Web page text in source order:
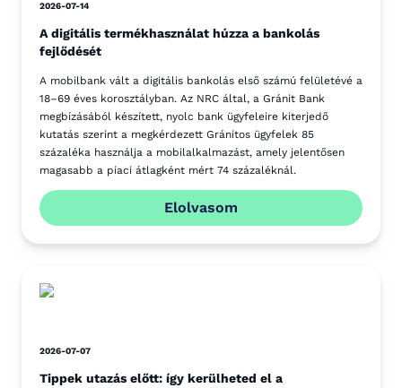
2026-07-14
A digitális termékhasználat húzza a bankolás
fejlődését
A mobilbank vált a digitális bankolás első számú felületévé a
18–69 éves korosztályban. Az NRC által, a Gránit Bank
megbízásából készített, nyolc bank ügyfeleire kiterjedő
kutatás szerint a megkérdezett Gránitos ügyfelek 85
százaléka használja a mobilalkalmazást, amely jelentősen
magasabb a piaci átlagként mért 74 százaléknál.
Elolvasom
2026-07-07
Tippek utazás előtt: így kerülheted el a